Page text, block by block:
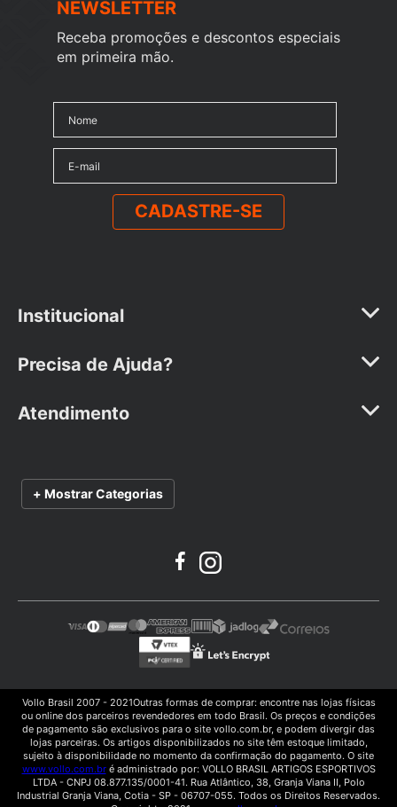
NEWSLETTER
Receba promoções e descontos especiais
em primeira mão.
CADASTRE-SE
Institucional
A Marca
Catálogo
Precisa de Ajuda?
Formas de Pagamento
Política de Privacidade
Termos e Condições de Uso
Atendimento
Troca e Devoluções
+ Mostrar Categorias
Vollo Brasil 2007 - 2021Outras formas de comprar: encontre nas lojas físicas
ou online dos parceiros revendedores em todo Brasil. Os preços e condições
de pagamento são exclusivos para o site vollo.com.br, e podem divergir das
lojas parceiras. Os artigos disponibilizados no site têm estoque limitado,
sujeito à disponibilidade no momento da confirmação do pagamento. O site
www.vollo.com.bré administrado por: VOLLO BRASIL ARTIGOS ESPORTIVOS
LTDA - CNPJ 08.877.135/0001-41. Rua Atlântico, 38, Granja Viana II, Polo
Industrial Granja Viana, Cotia - SP - 06707-055. Todos os Direitos Reservados.